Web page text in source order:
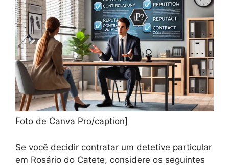
Foto de Canva Pro/caption]
Se você decidir contratar um detetive particular
em Rosário do Catete, considere os seguintes